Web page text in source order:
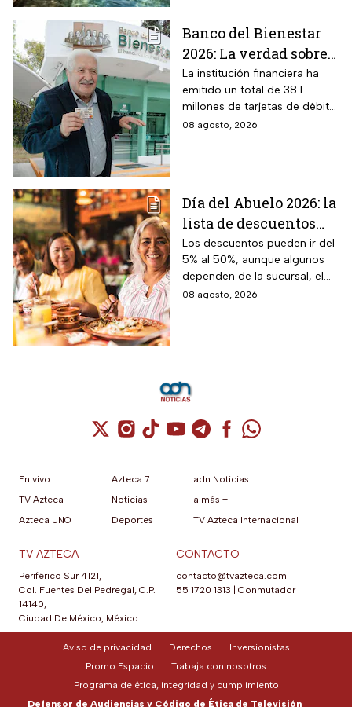
Banco del Bienestar
2026: La verdad sobre
entrar a Buró de
Crédito por tenerla
La institución financiera ha
emitido un total de 38.1
millones de tarjetas de débito
para la dispersión de los
08 agosto, 2026
Día del Abuelo 2026: la
lista de descuentos
con tu credencial
INAPAM en
restaurantes,
transporte y tiendas
Los descuentos pueden ir del
5% al 50%, aunque algunos
dependen de la sucursal, el
servicio y los lugares
08 agosto, 2026
Cuenta de X / Twitter (se abre en una
Cuenta de Instagram (se abre en una
Cuenta de TikTok (se abre en
Cuenta de YouTube (se abre
Cuenta de Telegram (se
Cuenta de
Cuenta de
En vivo
TV Azteca
Azteca UNO
Azteca 7
Noticias
Deportes
adn Noticias
a más +
TV Azteca Internacional
TV AZTECA
Periférico Sur 4121,
Col. Fuentes Del Pedregal, C.P.
14140,
Ciudad De México, México.
CONTACTO
contacto@tvazteca.com
55 1720 1313
Conmutador
Aviso de privacidad Derechos
Inversionistas
Promo Espacio
Trabaja con nosotros
Programa de ética, integridad y cumplimiento
Defensor de Audiencias y Código de Ética de Televisión